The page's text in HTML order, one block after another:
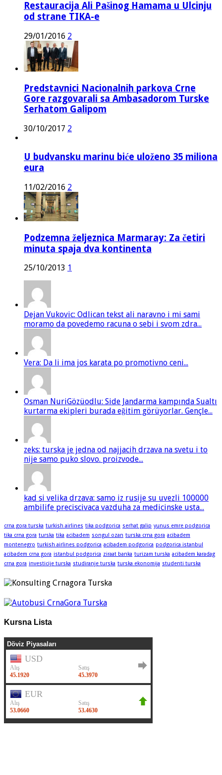
Restauracija Ali Pašinog Hamama u Ulcinju
od strane TIKA-e
29/01/2016 2
Predstavnici Nacionalnih parkova Crne
Gore razgovarali sa Ambasadorom Turske
Serhatom Galipom
30/10/2017 2
U budvansku marinu biće uloženo 35 miliona
eura
11/02/2016 2
Podzemna željeznica Marmaray: Za četiri
minuta spaja dva kontinenta
25/10/2013 1
Dejan Vukovic: Odlican tekst ali naravno i mi sami
moramo da povedemo racuna o sebi i svom zdra...
Vera: Da li ima jos karata po promotivno ceni...
Osman NuriGözüodlu: Side Jandarma kampında Sualtı
kurtarma ekipleri burada eğitim görüyorlar. Gençle...
zeks: turska je jedna od najjacih drzava na svetu i to
nije samo puko slovo. proizvode...
kad si velika drzava: samo iz rusije su uvezli 100000
ambilife preciscivaca vazduha za medicinske usta...
crna gora turska turkish airlines tika podgorica serhat galip yunus emre podgorica
tika crna gora turska tika acibadem songul ozan turska crna gora acibadem
montenegro turkish airlines podgorica acibadem podgorica podgorica istanbul
acibadem crna gora istanbul podgorica ziraat banka turizam turska acibadem karadag
crna gora investicije turska studiranje turska turska ekonomija studenti turska
Kursna Lista